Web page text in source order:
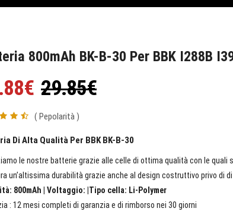
800mAh BK-B-30 Per BBK I288B
29.85€
( Pepolarità )
Di Alta Qualità Per BBK BK-B-30
le nostre batterie grazie alle celle di ottima qualità con le quali
un’altissima durabilità grazie anche al design costruttivo privo di
800mAh | Voltaggio: |Tipo cella: Li-Polymer
: 12 mesi completi di garanzia e di rimborso nei 30 giorni